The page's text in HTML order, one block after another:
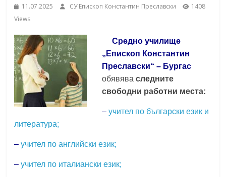
under the Erasmus+ Programme in
School,
Burgas
Средно
училище
"Епископ
Константин
11.07.2025 СУ Епископ Константин Преславски
1408
Views
Средно училище
„Епископ Константин
Преславски“ – Бургас
обявяваследните
свободни работни места:
–учител по български език и
литература;
–учител по английски език;
–учител по италиански език;